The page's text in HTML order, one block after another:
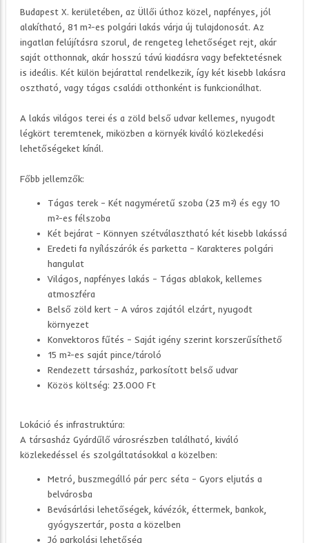
Budapest X. kerületében, az Üllői úthoz közel, napfényes, jól
alakítható, 81 m²-es polgári lakás várja új tulajdonosát. Az
ingatlan felújításra szorul, de rengeteg lehetőséget rejt, akár
saját otthonnak, akár hosszú távú kiadásra vagy befektetésnek
is ideális. Két külön bejárattal rendelkezik, így két kisebb lakásra
osztható, vagy tágas családi otthonként is funkcionálhat.
A lakás világos terei és a zöld belső udvar kellemes, nyugodt
légkört teremtenek, miközben a környék kiváló közlekedési
lehetőségeket kínál.
Főbb jellemzők:
Tágas terek – Két nagyméretű szoba (23 m²) és egy 10
m²-es félszoba
Két bejárat – Könnyen szétválasztható két kisebb lakássá
Eredeti fa nyílászárók és parketta – Karakteres polgári
hangulat
Világos, napfényes lakás – Tágas ablakok, kellemes
atmoszféra
Belső zöld kert – A város zajától elzárt, nyugodt
környezet
Konvektoros fűtés – Saját igény szerint korszerűsíthető
15 m²-es saját pince/tároló
Rendezett társasház, parkosított belső udvar
Közös költség: 23.000 Ft
Lokáció és infrastruktúra:
A társasház Gyárdűlő városrészben található, kiváló
közlekedéssel és szolgáltatásokkal a közelben:
Metró, buszmegálló pár perc séta – Gyors eljutás a
belvárosba
Bevásárlási lehetőségek, kávézók, éttermek, bankok,
gyógyszertár, posta a közelben
Jó parkolási lehetőség